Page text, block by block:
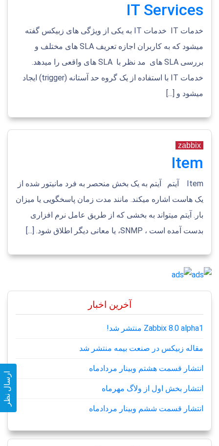
IT Services
خدمات IT خدمات IT به یکی از ویژگی های زبیکس گفته
میشود که به کاربران اجازه تعریف SLA های مختلف و
بررسی SLA های مد نظر با SLA های واقعی را میدهد.
خدمات IT با استفاده از یک گروه حد آستانه (trigger) ایجاد
میشود و [...]
zabbix
Item
Item آیتم آیتم به یک بخش منحصر به فرد مانیتور شده از
یک هاست اشاره میکند. مانند مدت زمان پاسخگویی یا میزان
بار. آیتم میتواند به بخشی که از طریق عامل نرم افزاری
بدست آمده است ، SNMP، یا معانی دیگر اطلاق شود. [...]
آخرین اخبار
Zabbix 8.0 alpha1 منتشر شد!
مقاله زبیکس در صنعت بیمه منتشر شد
انتشار قسمت هشتم وبینار مردادماه
انتشار بخش اول از ولاگ مهرماه
انتشار قسمت ششم وبینار مردادماه
ارسال نظر